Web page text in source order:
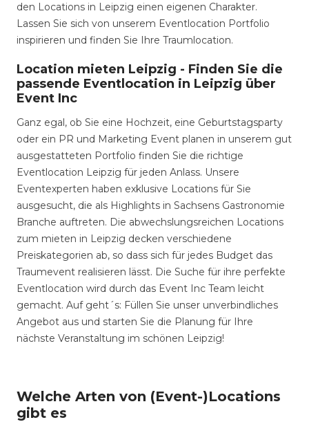
den Locations in Leipzig einen eigenen Charakter.
Lassen Sie sich von unserem Eventlocation Portfolio
inspirieren und finden Sie Ihre Traumlocation.
Location mieten Leipzig - Finden Sie die
passende Eventlocation in Leipzig über
Event Inc
Ganz egal, ob Sie eine Hochzeit, eine Geburtstagsparty
oder ein PR und Marketing Event planen in unserem gut
ausgestatteten Portfolio finden Sie die richtige
Eventlocation Leipzig für jeden Anlass. Unsere
Eventexperten haben exklusive Locations für Sie
ausgesucht, die als Highlights in Sachsens Gastronomie
Branche auftreten. Die abwechslungsreichen Locations
zum mieten in Leipzig decken verschiedene
Preiskategorien ab, so dass sich für jedes Budget das
Traumevent realisieren lässt. Die Suche für ihre perfekte
Eventlocation wird durch das Event Inc Team leicht
gemacht. Auf geht´s: Füllen Sie unser unverbindliches
Angebot aus und starten Sie die Planung für Ihre
nächste Veranstaltung im schönen Leipzig!
Welche Arten von (Event-)Locations
gibt es